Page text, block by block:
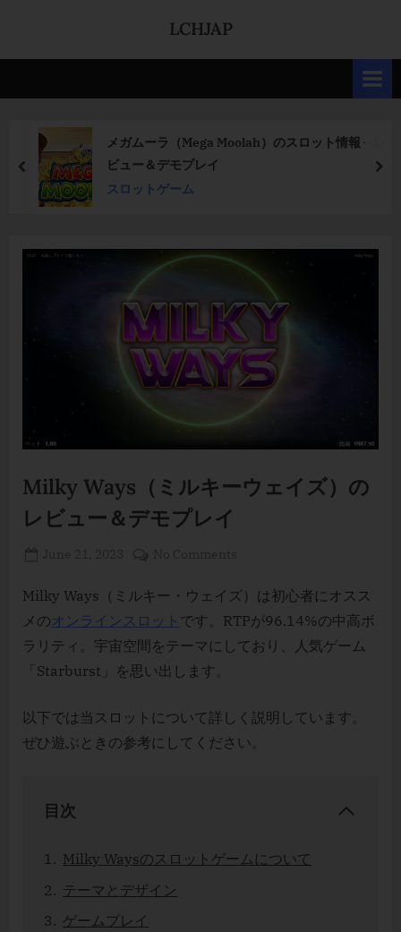
content
LCHJAP
メガムーラ（Mega Moolah）のスロット情報 – レ
ビュー＆デモプレイ
スロットゲーム
prev
Milky Ways（ミルキーウェイズ）の
レビュー＆デモプレイ
Ways（ミ
ル
ー
イ
ズ）
＆
Milky Ways（ミルキー・ウェイズ）は初心者にオスス
メのオンラインスロット です。RTPが96.14%の中高ボ
ラリティ。宇宙空間をテーマにしており、人気ゲーム
「Starburst」を思い出します。
以下では当スロットについて詳しく説明しています。
ぜひ遊ぶときの参考にしてください。
目次
Milky Waysのスロットゲームについて
テーマとデザイン
ゲームプレイ